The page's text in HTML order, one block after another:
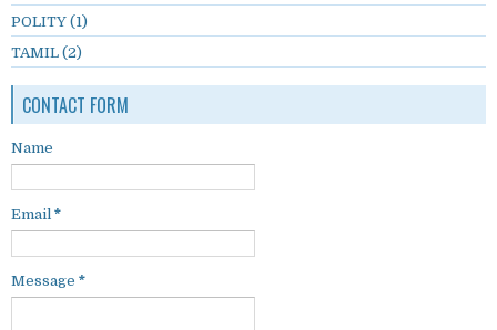
POLITY (1)
TAMIL (2)
CONTACT FORM
Name
Email *
Message *